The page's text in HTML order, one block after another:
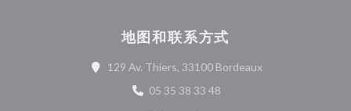
地图和联系方式
129 Av. Thiers, 33100 Bordeaux((在新窗口中打开))
05 35 38 33 48